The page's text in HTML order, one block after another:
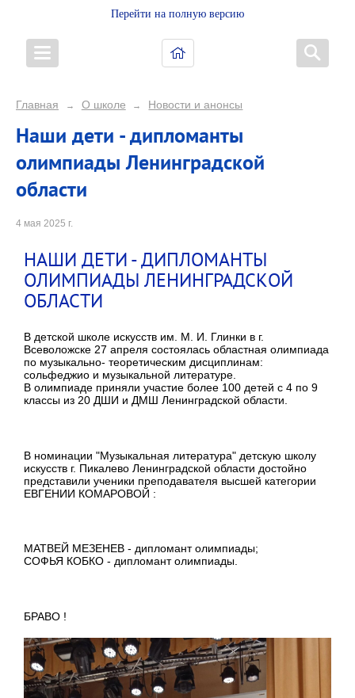
Перейти на полную версию
Главная → О школе → Новости и анонсы
Наши дети - дипломанты
олимпиады Ленинградской
области
4 мая 2025 г.
НАШИ ДЕТИ - ДИПЛОМАНТЫ
ОЛИМПИАДЫ ЛЕНИНГРАДСКОЙ
ОБЛАСТИ
В детской школе искусств им. М. И. Глинки в г.
Всеволожске 27 апреля состоялась областная олимпиада
по музыкально- теоретическим дисциплинам:
сольфеджио и музыкальной литературе.
В олимпиаде приняли участие более 100 детей с 4 по 9
классы из 20 ДШИ и ДМШ Ленинградской области.
В номинации "Музыкальная литература" детскую школу
искусств г. Пикалево Ленинградской области достойно
представили ученики преподавателя высшей категории
ЕВГЕНИИ КОМАРОВОЙ :
МАТВЕЙ МЕЗЕНЕВ - дипломант олимпиады;
СОФЬЯ КОБКО - дипломант олимпиады.
БРАВО !